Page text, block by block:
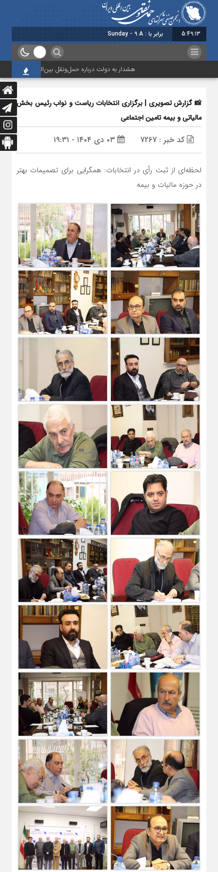
5:49:13 برابر با : Sunday - 9 August - 2026
هشدار به دولت درباره حمل‌ونقل بین‌المللی؛ شرکت‌ها زیر
📸 گزارش تصویری | برگزاری انتخابات ریاست و نواب رئیس بخش
مالیاتی و بیمه تامین اجتماعی
کد خبر : 7267
لحظه‌ای از ثبت رأی در انتخابات: همگرایی برای تصمیمات بهتر
در حوزه مالیات و بیمه